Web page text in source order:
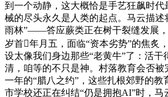
到一个动静，这大概恰是手艺狂飙时
械的尽头永久是人类的起点。马云描述
雨林”——答应蕨类正在树干裂缝发展，
岁首年月五，面临“资本劣势”的焦炙
设太像我们身边那些“老黄牛”了：活干
清，咱等的不只是神。村落教育会否
一年的“腊八之约”，这些扎根郊野的教
市学校还正在纠结“仍是拥抱AI”时，马